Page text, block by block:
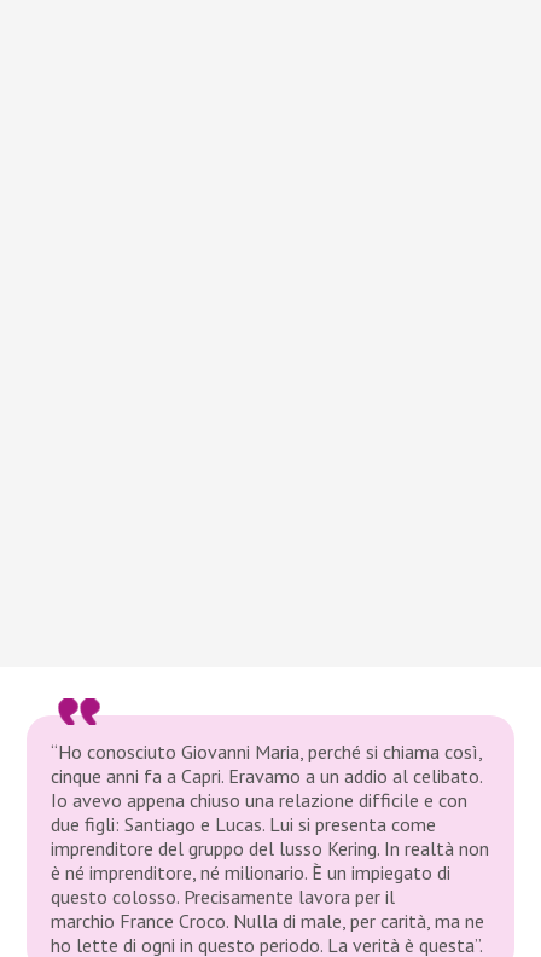
“Ho conosciuto Giovanni Maria, perché si chiama così,
cinque anni fa a Capri. Eravamo a un addio al celibato.
Io avevo appena chiuso una relazione difficile e con
due figli: Santiago e Lucas. Lui si presenta come
imprenditore del gruppo del lusso Kering. In realtà non
è né imprenditore, né milionario. È un impiegato di
questo colosso. Precisamente lavora per il
marchio France Croco. Nulla di male, per carità, ma ne
ho lette di ogni in questo periodo. La verità è questa”.